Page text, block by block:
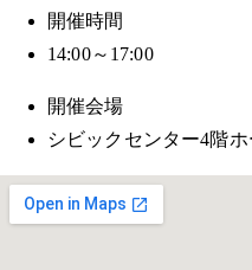
開催時間
14:00～17:00
開催会場
シビックセンター4階